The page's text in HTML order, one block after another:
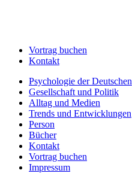
Vortrag buchen
Kontakt
Psychologie der Deutschen
Gesellschaft und Politik
Alltag und Medien
Trends und Entwicklungen
Person
Bücher
Kontakt
Vortrag buchen
Impressum